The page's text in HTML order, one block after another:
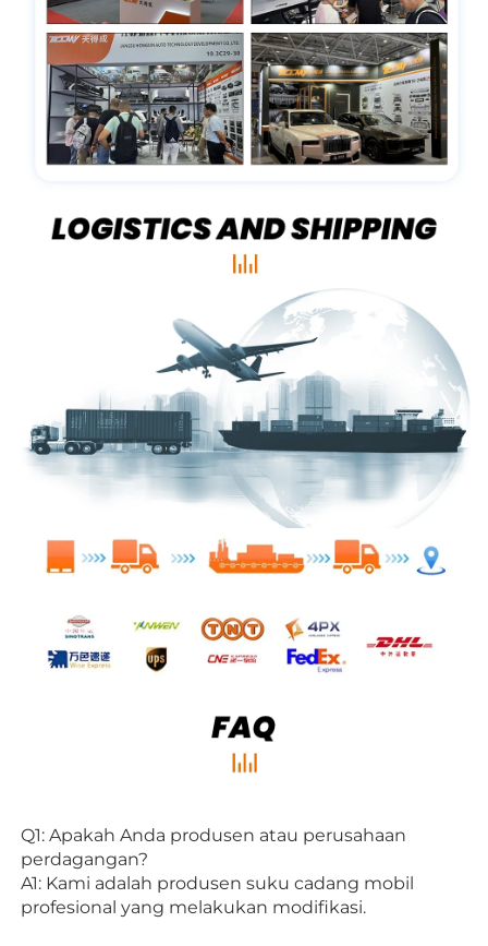
Q1: Apakah Anda produsen atau perusahaan
perdagangan?
A1: Kami adalah produsen suku cadang mobil
profesional yang melakukan modifikasi.